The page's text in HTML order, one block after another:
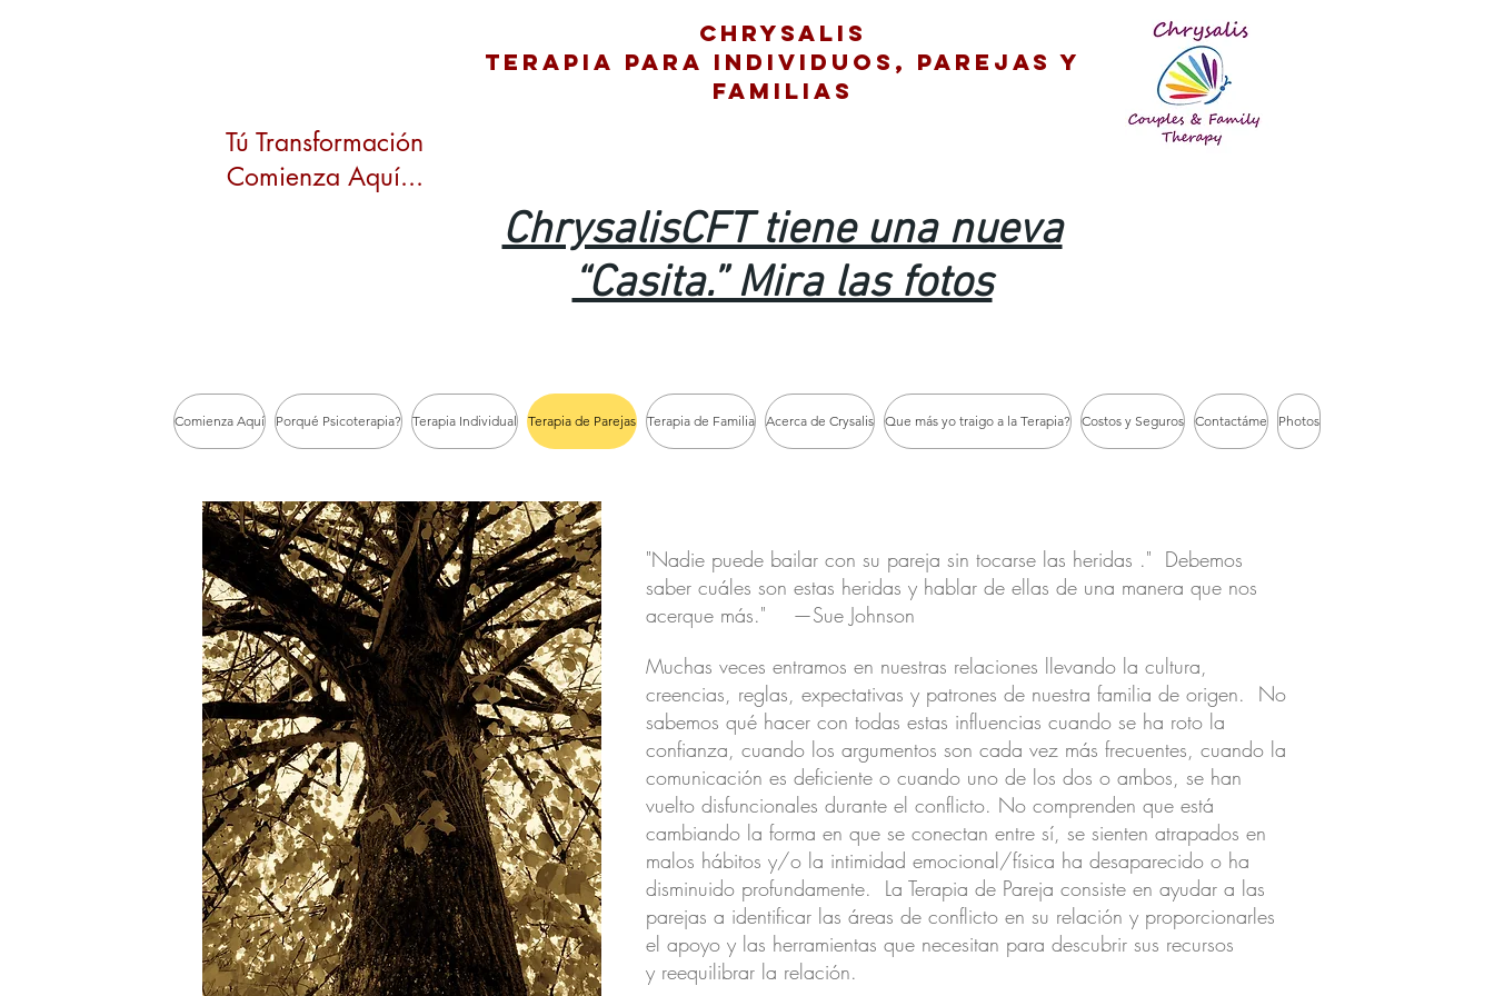
Chrysalis
Terapia para individuos, parejas y
Familias
Tú Transformación
Comienza Aquí...
ChrysalisCFT tiene una nueva
“Casita.” Mira las fotos
"Nadie puede bailar con su pareja sin tocarse las heridas ." Debemos
saber cuáles son estas heridas y hablar de ellas de una manera que nos
acerque más." —Sue Johnson
Muchas veces entramos en nuestras relaciones llevando la cultura,
creencias, reglas, expectativas y patrones de nuestra familia de origen. No
sabemos qué hacer con todas estas influencias cuando se ha roto la
confianza, cuando los argumentos son cada vez más frecuentes, cuando la
comunicación es deficiente o cuando uno de los dos o ambos, se han
vuelto disfuncionales durante el conflicto. No comprenden que está
cambiando la forma en que se conectan entre sí, se sienten atrapados en
malos hábitos y/o la intimidad emocional/física ha desaparecido o ha
disminuido profundamente. La Terapia de Pareja consiste en ayudar a las
parejas a identificar las áreas de conflicto en su relación y proporcionarles
el apoyo y las herramientas que necesitan para descubrir sus recursos
y reequilibrar la relación.
Comienza Aquí Porqué Psicoterapia? Terapia Individual Terapia de Parejas Terapia de Familia Acerca de Crysalis Que más yo traigo a la Terapia? Costos y Seguros Contactáme Photos